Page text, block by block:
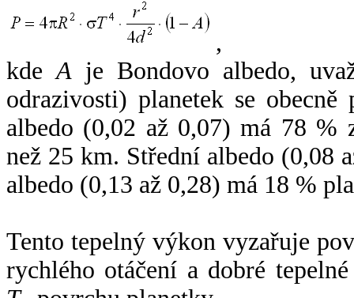
,
kdeA je Bondovo albedo,
odrazivosti) planetek se
albedo (0,02 až 0,07) má 78 %
než 25 km. Střední albedo (0,08
albedo (0,13 až 0,28) má 18 %
Tento tepelný výkon vyzařuje
rychlého otáčení a dobré